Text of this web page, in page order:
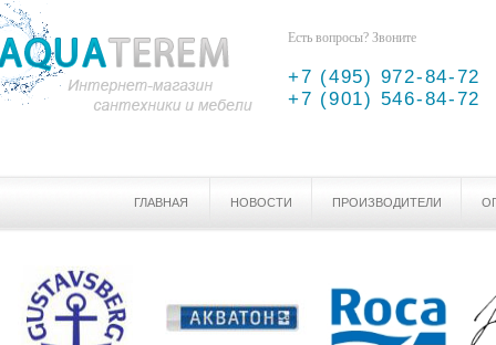
Есть вопросы? Звоните
+7 (495) 972-84-72
+7 (901) 546-84-72
ГЛАВНАЯ НОВОСТИ ПРОИЗВОДИТЕЛИ